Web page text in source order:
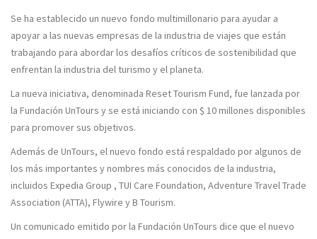
Se ha establecido un nuevo fondo multimillonario para ayudar a
apoyar a las nuevas empresas de la industria de viajes que están
trabajando para abordar los desafíos críticos de sostenibilidad que
enfrentan la industria del turismo y el planeta.
La nueva iniciativa, denominada Reset Tourism Fund, fue lanzada por
la Fundación UnTours y se está iniciando con $ 10 millones disponibles
para promover sus objetivos.
Además de UnTours, el nuevo fondo está respaldado por algunos de
los más importantes y nombres más conocidos de la industria,
incluidos Expedia Group , TUI Care Foundation, Adventure Travel Trade
Association (ATTA), Flywire y B Tourism.
Un comunicado emitido por la Fundación UnTours dice que el nuevo